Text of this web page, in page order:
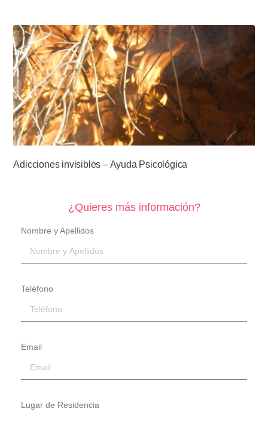
Adicciones invisibles – Ayuda Psicológica
¿Quieres más información?
Nombre y Apellidos
Teléfono
Email
Lugar de Residencia